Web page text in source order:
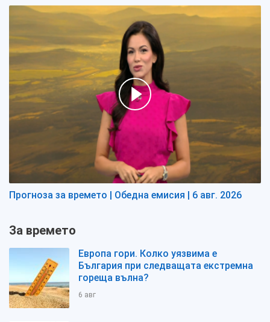
Прогноза за времето | Обедна емисия | 6 авг. 2026
За времето
Европа гори. Колко уязвима е
България при следващата екстремна
гореща вълна?
6 авг